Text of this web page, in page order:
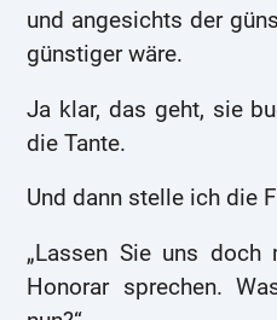
und angesichts der
günstiger wäre.
Ja klar, das geht, sie
die Tante.
Und dann stelle ich die
„Lassen Sie uns
Honorar sprechen.